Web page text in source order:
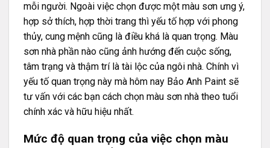
mỗi người. Ngoài việc chọn được một màu sơn ưng ý,
hợp sở thích, hợp thời trang thì yếu tố hợp với phong
thủy, cung mệnh cũng là điều khá là quan trọng. Màu
sơn nhà phần nào cũng ảnh hướng đến cuộc sống,
tâm trạng và thậm trí là tài lộc của ngôi nhà. Chính vì
yếu tố quan trọng này mà hôm nay Bảo Anh Paint sẽ
tư vấn với các bạn cách chọn màu sơn nhà theo tuổi
chính xác và hữu hiệu nhất.
Mức độ quan trọng của việc chọn màu